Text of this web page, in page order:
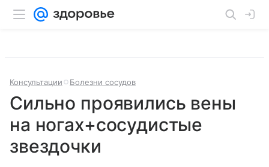
Консультации Болезни сосудов
Сильно проявились вены
на ногах+сосудистые
звездочки